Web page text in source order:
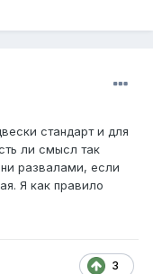
стандарт и для
ли смысл так
развалами, если
Я как правило
3